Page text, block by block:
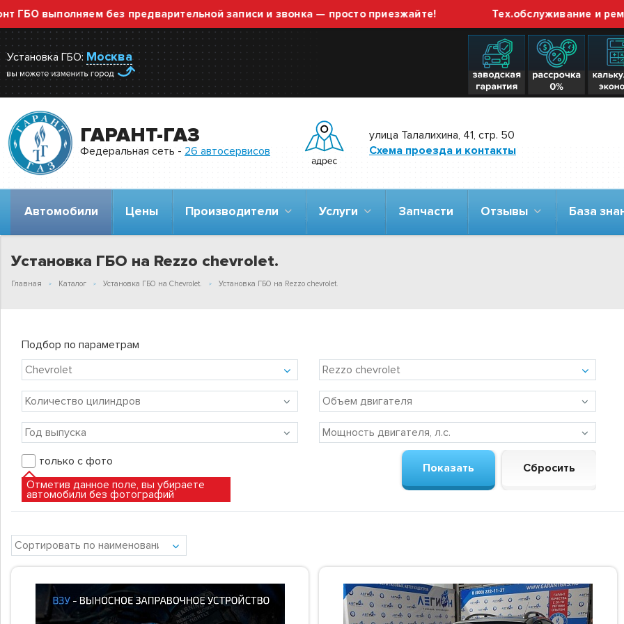
выполняем без предварительной записи и звонка — просто приезжайте! Тех.обслуживание и
Установка ГБО: Москва
ГАРАНТ-ГАЗ
Федеральная сеть - 26 автосервисов
улица Талалихина, 41, стр. 50
Схема проезда и контакты
Автомобили Цены Производители Услуги Запчасти Отзывы База
Установка ГБО на Rezzo chevrolet.
Главная Каталог Установка ГБО на Chevrolet. Установка ГБО на Rezzo chevrolet.
Подбор по параметрам
только с фото
Отметив данное поле, вы убираете
автомобили без фотографий